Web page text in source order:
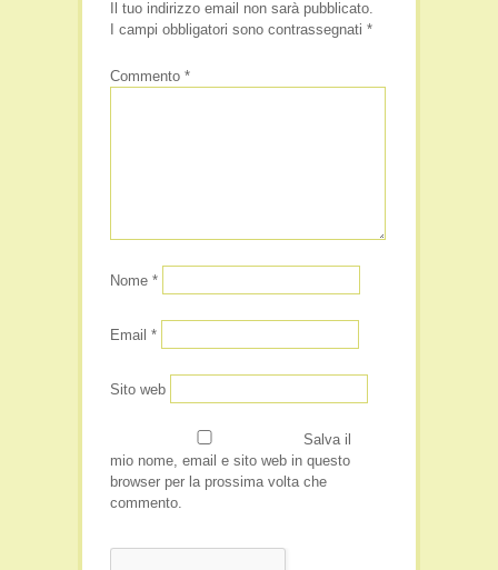
Il tuo indirizzo email non sarà pubblicato.
I campi obbligatori sono contrassegnati *
Commento *
Nome *
Email *
Sito web
Salva il
mio nome, email e sito web in questo
browser per la prossima volta che
commento.